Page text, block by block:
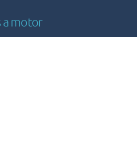
a motor